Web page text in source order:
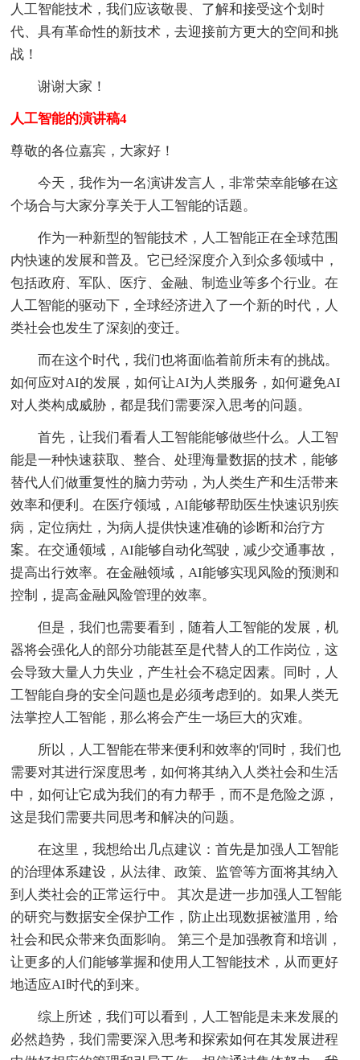
人工智能技术，我们应该敬畏、了解和接受这个划时
代、具有革命性的新技术，去迎接前方更大的空间和挑
战！
谢谢大家！
人工智能的演讲稿4
尊敬的各位嘉宾，大家好！
今天，我作为一名演讲发言人，非常荣幸能够在这
个场合与大家分享关于人工智能的话题。
作为一种新型的智能技术，人工智能正在全球范围
内快速的发展和普及。它已经深度介入到众多领域中，
包括政府、军队、医疗、金融、制造业等多个行业。在
人工智能的驱动下，全球经济进入了一个新的时代，人
类社会也发生了深刻的变迁。
而在这个时代，我们也将面临着前所未有的挑战。
如何应对AI的发展，如何让AI为人类服务，如何避免AI
对人类构成威胁，都是我们需要深入思考的问题。
首先，让我们看看人工智能能够做些什么。人工智
能是一种快速获取、整合、处理海量数据的技术，能够
替代人们做重复性的脑力劳动，为人类生产和生活带来
效率和便利。在医疗领域，AI能够帮助医生快速识别疾
病，定位病灶，为病人提供快速准确的诊断和治疗方
案。在交通领域，AI能够自动化驾驶，减少交通事故，
提高出行效率。在金融领域，AI能够实现风险的预测和
控制，提高金融风险管理的效率。
但是，我们也需要看到，随着人工智能的发展，机
器将会强化人的部分功能甚至是代替人的工作岗位，这
会导致大量人力失业，产生社会不稳定因素。同时，人
工智能自身的安全问题也是必须考虑到的。如果人类无
法掌控人工智能，那么将会产生一场巨大的灾难。
所以，人工智能在带来便利和效率的'同时，我们也
需要对其进行深度思考，如何将其纳入人类社会和生活
中，如何让它成为我们的有力帮手，而不是危险之源，
这是我们需要共同思考和解决的问题。
在这里，我想给出几点建议：首先是加强人工智能
的治理体系建设，从法律、政策、监管等方面将其纳入
到人类社会的正常运行中。 其次是进一步加强人工智能
的研究与数据安全保护工作，防止出现数据被滥用，给
社会和民众带来负面影响。 第三个是加强教育和培训，
让更多的人们能够掌握和使用人工智能技术，从而更好
地适应AI时代的到来。
综上所述，我们可以看到，人工智能是未来发展的
必然趋势，我们需要深入思考和探索如何在其发展进程